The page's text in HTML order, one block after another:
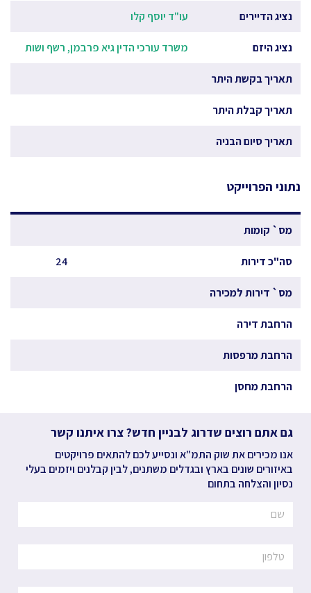
נציג הדיירים עו"ד יוסף קלו
נציג היזם משרד עורכי הדין גיא פרבמן, רשף ושות
תאריך בקשת היתר
תאריך קבלת היתר
תאריך סיום הבניה
נתוני הפרוייקט
מס` קומות
סה"כ דירות 24
מס` דירות למכירה
הרחבת דירה
הרחבת מרפסות
הרחבת מחסן
גם אתם רוצים שדרוג לבניין חדש? צרו איתנו קשר
אנו מכירים את שוק התמ"א ונסייע לכם להתאים פרויקטים
באיזורים שונים בארץ ובגדלים משתנים, לבין קבלנים ויזמים בעלי
נסיון והצלחה בתחום